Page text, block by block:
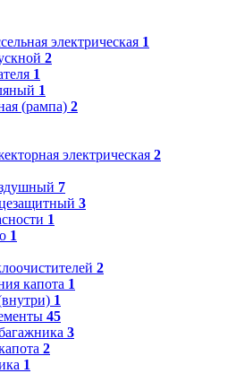
электрическая 1
2
1
1
(рампа) 2
электрическая 2
7
3
1
1
2
капота 1
1
45
3
2
1